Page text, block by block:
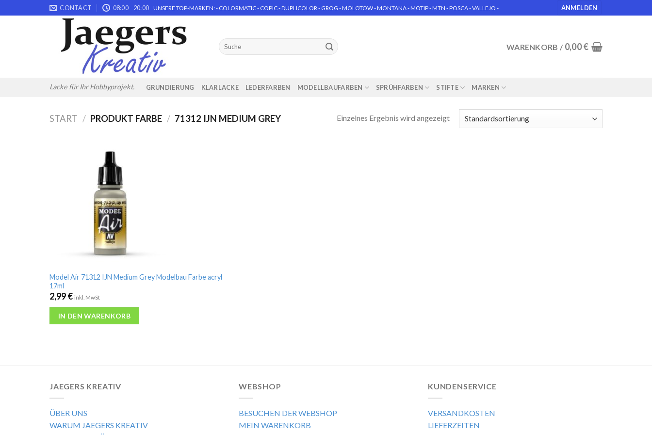
to
CONTACT 08:00 - 20:00 UNSERE TOP-MARKEN: - COLORMATIC - COPIC - DUPLICOLOR - GROG - MOLOTOW - MONTANA - MOTIP - MTN - POSCA - VALLEJO - ANMELDEN
Lacke für Ihr Hobbyprojekt.
Suchen
nach:
WARENKORB / 0,00€
GRUNDIERUNG KLARLACKE LEDERFARBEN MODELLBAUFARBEN SPRÜHFARBEN STIFTE MARKEN
START / PRODUKT FARBE / 71312 IJN MEDIUM GREY Einzelnes Ergebnis wird angezeigt
Model Air 71312 IJN Medium Grey Modelbau Farbe acryl
17ml
2,99€ inkl. MwSt
IN DEN WARENKORB
JAEGERS KREATIV
ÜBER UNS
WARUM JAEGERS KREATIV
WEBSHOP
BESUCHEN DER WEBSHOP
MEIN WARENKORB
KUNDENSERVICE
VERSANDKOSTEN
LIEFERZEITEN